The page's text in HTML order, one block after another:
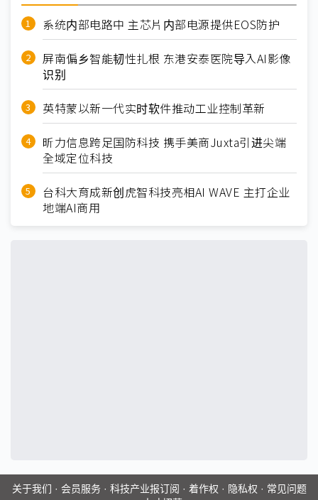
系统内部电路中 主芯片内部电源提供EOS防护
屏南偏乡智能韧性扎根 东港安泰医院导入AI影像
识别
英特蒙以新一代实时软件推动工业控制革新
昕力信息跨足国防科技 携手美商Juxta引进尖端
全域定位科技
台科大育成新创虎智科技亮相AI WAVE 主打企业
地端AI商用
关于我们 · 会员服务· 科技产业报订阅 · 着作权 · 隐私权 · 常见问题